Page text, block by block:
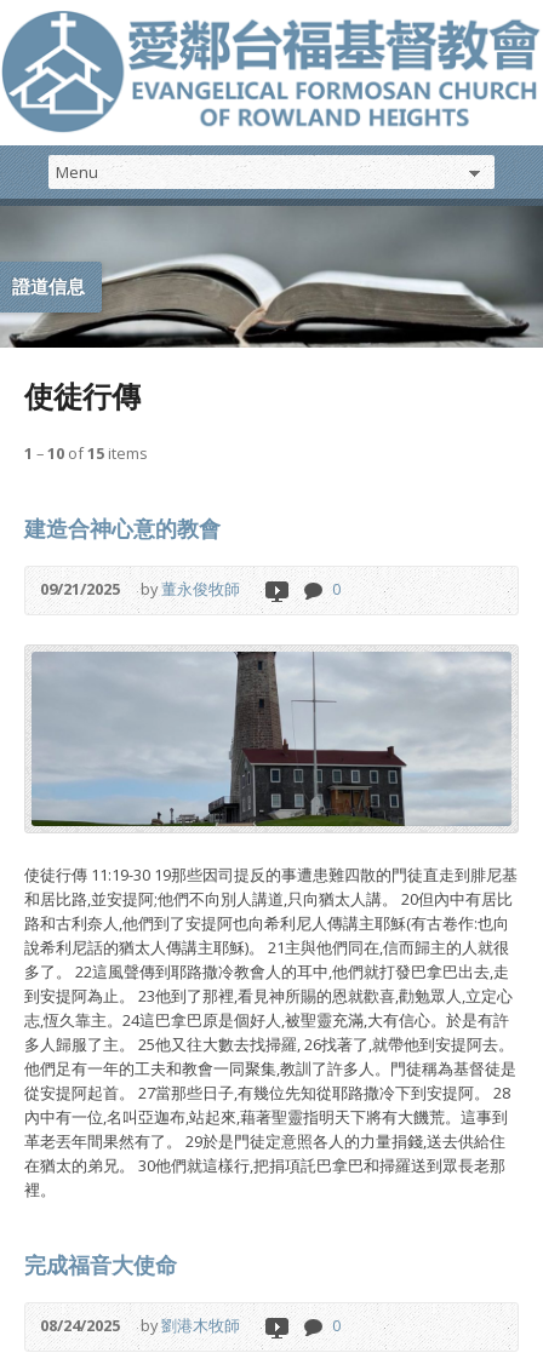
證道信息
使徒行傳
1 –10 of15 items
建造合神心意的教會
09/21/2025 by董永俊牧師 0
使徒行傳 11:19-30 19那些因司提反的事遭患難四散的門徒直走到腓尼基
和居比路,並安提阿;他們不向別人講道,只向猶太人講。 20但內中有居比
路和古利奈人,他們到了安提阿也向希利尼人傳講主耶穌(有古卷作:也向
說希利尼話的猶太人傳講主耶穌)。 21主與他們同在,信而歸主的人就很
多了。 22這風聲傳到耶路撒冷教會人的耳中,他們就打發巴拿巴出去,走
到安提阿為止。 23他到了那裡,看見神所賜的恩就歡喜,勸勉眾人,立定心
志,恆久靠主。24這巴拿巴原是個好人,被聖靈充滿,大有信心。於是有許
多人歸服了主。 25他又往大數去找掃羅, 26找著了,就帶他到安提阿去。
他們足有一年的工夫和教會一同聚集,教訓了許多人。門徒稱為基督徒是
從安提阿起首。 27當那些日子,有幾位先知從耶路撒冷下到安提阿。 28
內中有一位,名叫亞迦布,站起來,藉著聖靈指明天下將有大饑荒。這事到
革老丟年間果然有了。 29於是門徒定意照各人的力量捐錢,送去供給住
在猶太的弟兄。 30他們就這樣行,把捐項託巴拿巴和掃羅送到眾長老那
裡。
完成福音大使命
08/24/2025 by劉港木牧師 0